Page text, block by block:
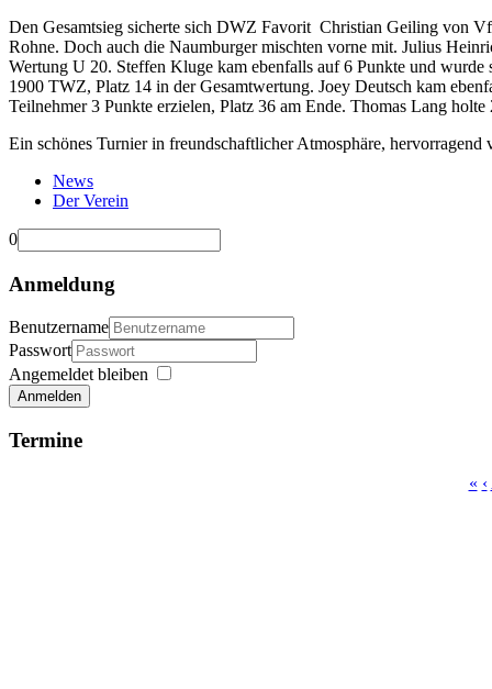
Den Gesamtsieg sicherte sich DWZ Favorit Christian Geiling von
Rohne. Doch auch die Naumburger mischten vorne mit. Julius
Wertung U 20. Steffen Kluge kam ebenfalls auf 6 Punkte und
1900 TWZ, Platz 14 in der Gesamtwertung. Joey Deutsch kam
Teilnehmer 3 Punkte erzielen, Platz 36 am Ende. Thomas Lang holte
Ein schönes Turnier in freundschaftlicher Atmosphäre,
News
Der Verein
0
Anmeldung
Benutzername
Passwort
Angemeldet bleiben
Anmelden
Termine
« ‹